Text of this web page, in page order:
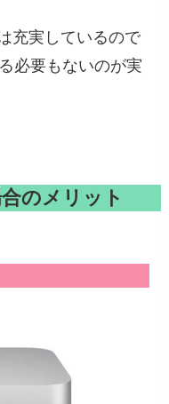
充実しているので
必要もないのが実
のメリット